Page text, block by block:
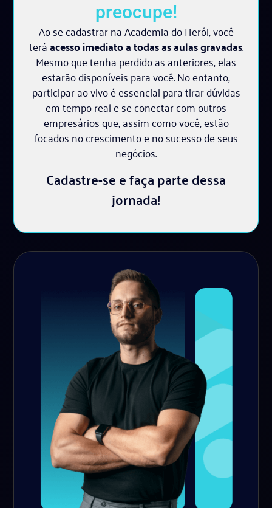
preocupe!
Ao se cadastrar na Academia do Herói, você
teráacesso imediato a todas as aulas gravadas.
Mesmo que tenha perdido as anteriores, elas
estarão disponíveis para você. No entanto,
participar ao vivo é essencial para tirar dúvidas
em tempo real e se conectar com outros
empresários que, assim como você, estão
focados no crescimento e no sucesso de seus
negócios.
Cadastre-se e faça parte dessa
jornada!